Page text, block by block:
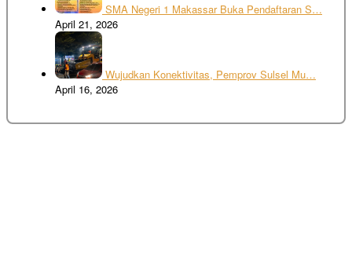
SMA Negeri 1 Makassar Buka Pendaftaran S…
April 21, 2026
Wujudkan Konektivitas, Pemprov Sulsel Mu…
April 16, 2026